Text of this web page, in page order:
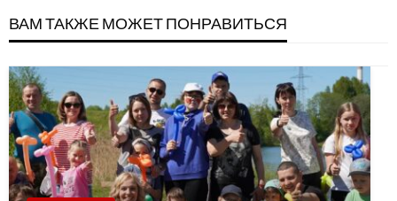
ВАМ ТАКЖЕ МОЖЕТ ПОНРАВИТЬСЯ